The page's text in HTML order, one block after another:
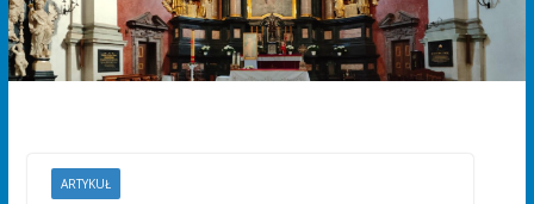
ARTYKUŁ